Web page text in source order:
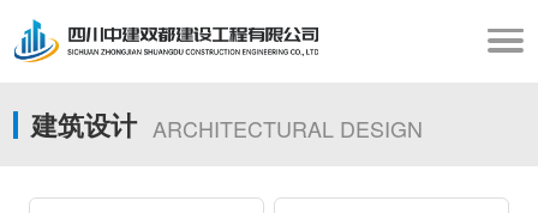
建筑设计 ARCHITECTURAL DESIGN